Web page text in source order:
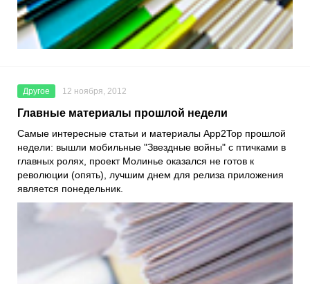
Другое 12 ноября, 2012
Главные материалы прошлой недели
Самые интересные статьи и материалы App2Top прошлой
недели: вышли мобильные "Звездные войны" с птичками в
главных ролях, проект Молинье оказался не готов к
революции (опять), лучшим днем для релиза приложения
является понедельник.